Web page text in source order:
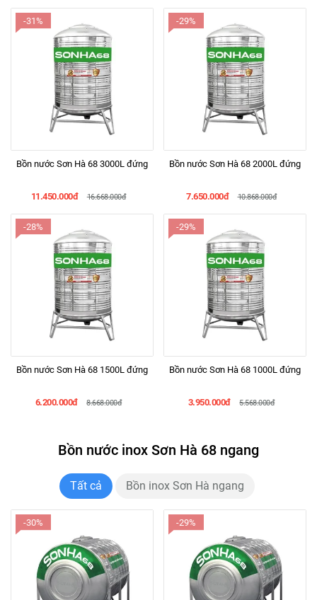
-31%
Bồn nước Sơn Hà 68 3000L đứng
11.450.000đ 16.668.000đ
-29%
Bồn nước Sơn Hà 68 2000L đứng
7.650.000đ 10.868.000đ
-28%
Bồn nước Sơn Hà 68 1500L đứng
6.200.000đ 8.668.000đ
-29%
Bồn nước Sơn Hà 68 1000L đứng
3.950.000đ 5.568.000đ
Bồn nước inox Sơn Hà 68 ngang
Tất cả Bồn inox Sơn Hà ngang
-30% -29%